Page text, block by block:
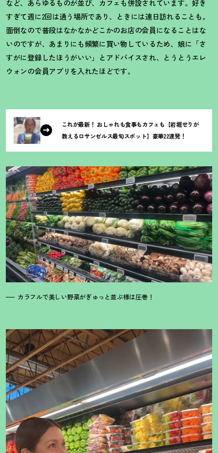
など、あらゆるものが並び、カフェも併設されています。好き
すぎて週に2回は通う場所であり、ときには連日訪れることも。
面倒なので普段はなかなかどこかのお店の会員になることはな
いのですが、あまりにも頻繁に買い物しているため、娘に「さ
すがに登録したほうがいい」とアドバイスされ、とうとうエレ
ウォンの会員アプリを入れたほどです。
これが最新！ おしゃれも食事もカフェも【岩堀せりが
教えるロサンゼルス最旬スポット】豪華22連発！
カラフルで美しい野菜がぎゅっと並ぶ様は圧巻！